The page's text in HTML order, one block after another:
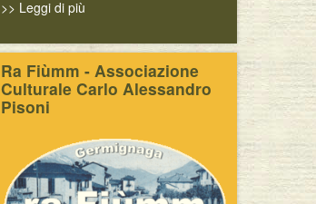
>> Leggi di più
Ra Fiùmm - Associazione
Culturale Carlo Alessandro
Pisoni